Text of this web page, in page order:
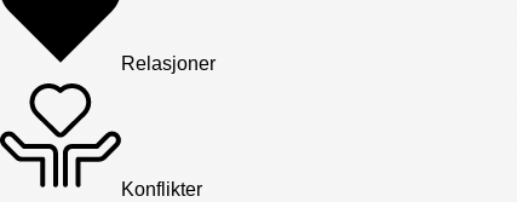
Relasjoner
Konflikter